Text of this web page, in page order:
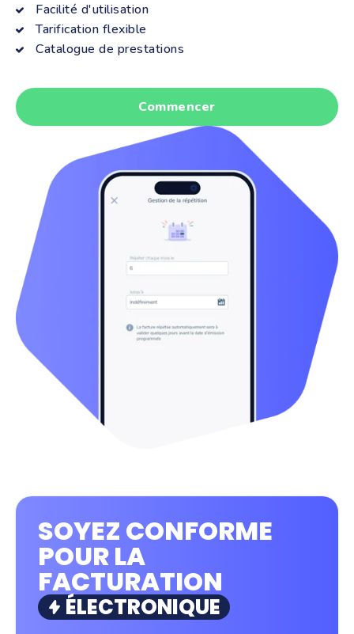
Facilité d'utilisation
Tarification flexible
Catalogue de prestations
Commencer
SOYEZ CONFORME
POUR LA
FACTURATION
ÉLECTRONIQUE